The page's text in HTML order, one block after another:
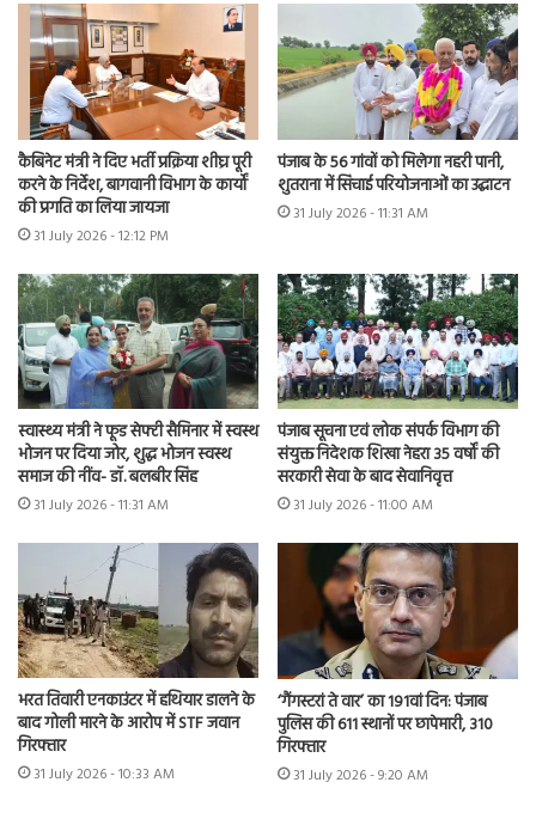
कैबिनेट मंत्री ने दिए भर्ती प्रक्रिया शीघ्र पूरी
करने के निर्देश, बागवानी विभाग के कार्यों
की प्रगति का लिया जायजा
31 July 2026 - 12:12 PM
पंजाब के 56 गांवों को मिलेगा नहरी पानी,
शुतराना में सिंचाई परियोजनाओं का उद्घाटन
31 July 2026 - 11:31 AM
स्वास्थ्य मंत्री ने फूड सेफ्टी सैमिनार में स्वस्थ
भोजन पर दिया जोर, शुद्ध भोजन स्वस्थ
समाज की नींव- डॉ. बलबीर सिंह
31 July 2026 - 11:31 AM
पंजाब सूचना एवं लोक संपर्क विभाग की
संयुक्त निदेशक शिखा नेहरा 35 वर्षों की
सरकारी सेवा के बाद सेवानिवृत्त
31 July 2026 - 11:00 AM
भरत तिवारी एनकाउंटर में हथियार डालने के
बाद गोली मारने के आरोप में STF जवान
गिरफ्तार
31 July 2026 - 10:33 AM
‘गैंगस्टरां ते वार’ का 191वां दिन: पंजाब
पुलिस की 611 स्थानों पर छापेमारी, 310
गिरफ्तार
31 July 2026 - 9:20 AM